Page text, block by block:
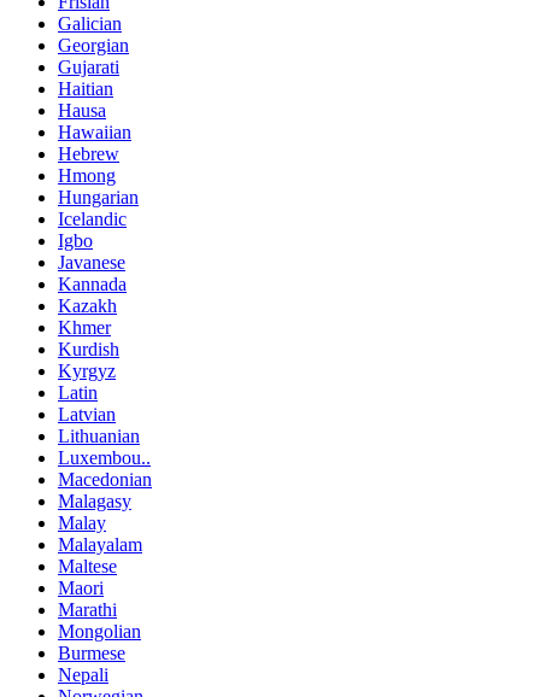
Galician
Georgian
Gujarati
Haitian
Hausa
Hawaiian
Hebrew
Hmong
Hungarian
Icelandic
Igbo
Javanese
Kannada
Kazakh
Khmer
Kurdish
Kyrgyz
Latin
Latvian
Lithuanian
Luxembou..
Macedonian
Malagasy
Malay
Malayalam
Maltese
Maori
Marathi
Mongolian
Burmese
Nepali